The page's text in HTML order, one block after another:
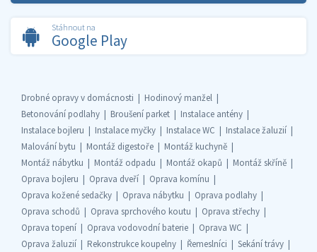
Stáhnout na
Google Play
Drobné opravy v domácnosti
Hodinový manžel
Betonování podlahy
Broušení parket
Instalace antény
Instalace bojleru
Instalace myčky Instalace WC
Instalace žaluzií
Malování bytu
Montáž digestoře
Montáž kuchyně
Montáž nábytku
Montáž odpadu Montáž okapů
Montáž skříně
Oprava bojleru
Oprava dveří
Oprava komínu
Oprava kožené sedačky
Oprava nábytku
Oprava podlahy
Oprava schodů
Oprava sprchového koutu
Oprava střechy
Oprava topení
Oprava vodovodní baterie
Oprava WC
Oprava žaluzií
Rekonstrukce koupelny Řemeslníci Sekání trávy